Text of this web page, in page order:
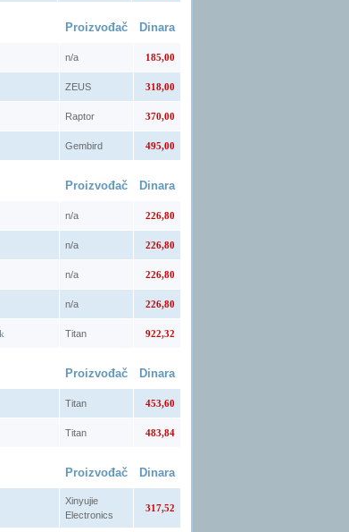
Proizvođač Dinara
n/a 185,00
ZEUS 318,00
Raptor 370,00
Gembird 495,00
Proizvođač Dinara
n/a 226,80
n/a 226,80
n/a 226,80
n/a 226,80
Titan 922,32
Proizvođač Dinara
Titan 453,60
Titan 483,84
Proizvođač Dinara
Xinyujie
Electronics
317,52